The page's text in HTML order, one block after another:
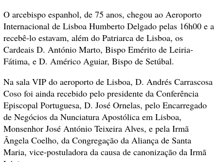
O arcebispo espanhol, de 75 anos, chegou ao Aeroporto
Internacional de Lisboa Humberto Delgado pelas 16h00 e a
recebê-lo estavam, além do Patriarca de Lisboa, os
Cardeais D. António Marto, Bispo Emérito de Leiria-
Fátima, e D. Américo Aguiar, Bispo de Setúbal.
Na sala VIP do aeroporto de Lisboa, D. Andrés Carrascosa
Coso foi ainda recebido pelo presidente da Conferência
Episcopal Portuguesa, D. José Ornelas, pelo Encarregado
de Negócios da Nunciatura Apostólica em Lisboa,
Monsenhor José António Teixeira Alves, e pela Irmã
Ângela Coelho, da Congregação da Aliança de Santa
Maria, vice-postuladora da causa de canonização da Irmã